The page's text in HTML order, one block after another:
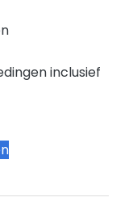
inclusief